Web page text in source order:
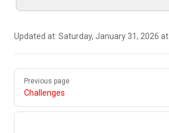
Updated at: Saturday, January 31, 2026
Pager
Previous page
Challenges